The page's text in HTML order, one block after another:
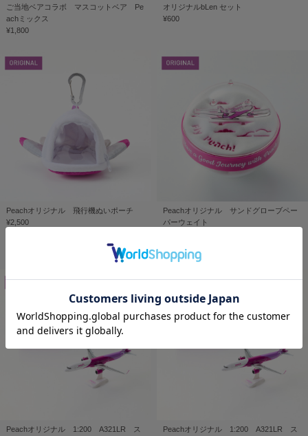
ご当地ベアコラボ マスコットベア Pe
achミックス
¥1,800
オリジナルbLen セット
¥600
Peachオリジナル 飛行機ぬいポーチ
¥2,500
Peachオリジナル サンドグローブペー
パーウェイト
Peachオリジナル 1:200 A321LR ス
Peachオリジナル 1:200 A321LR ス